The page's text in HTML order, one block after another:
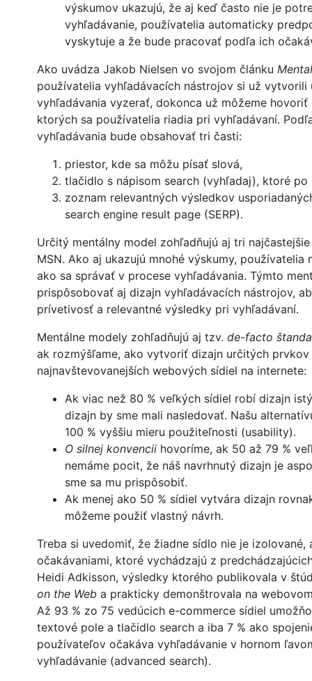
výskumov ukazujú, že aj keď často nie je
vyhľadávanie, používatelia automaticky
vyskytuje a že bude pracovať podľa ich
Ako uvádza Jakob Nielsen vo svojom článku
používatelia vyhľadávacích nástrojov si už
vyhľadávania vyzerať, dokonca už môžeme
ktorých sa používatelia riadia pri vyhľadávaní.
vyhľadávania bude obsahovať tri časti:
priestor, kde sa môžu písať slová,
tlačidlo s nápisom search (vyhľadaj), ktoré
zoznam relevantných výsledkov
search engine result page (SERP).
Určitý mentálny model zohľadňujú aj tri
MSN. Ako aj ukazujú mnohé výskumy,
ako sa správať v procese vyhľadávania. Týmto
prispôsobovať aj dizajn vyhľadávacích nástrojov,
prívetivosť a relevantné výsledky pri vyhľadávaní.
Mentálne modely zohľadňujú aj tzv. de-facto
ak rozmýšľame, ako vytvoriť dizajn určitých
najnavštevovanejších webových sídiel na internete:
Ak viac než 80 % veľkých sídiel robí dizajn
dizajn by sme mali nasledovať. Našu
100 % vyššiu mieru použiteľnosti (usability).
O silnej konvencii hovoríme, ak 50 až 79 %
nemáme pocit, že náš navrhnutý dizajn je
sme sa mu prispôsobiť.
Ak menej ako 50 % sídiel vytvára dizajn
môžeme použiť vlastný návrh.
Treba si uvedomiť, že žiadne sídlo nie je
očakávaniami, ktoré vychádzajú z
Heidi Adkisson, výsledky ktorého publikovala v
on the Web a prakticky demonštrovala na
Až 93 % zo 75 vedúcich e-commerce sídiel
textové pole a tlačidlo search a iba 7 % ako
používateľov očakáva vyhľadávanie v hornom
vyhľadávanie (advanced search).